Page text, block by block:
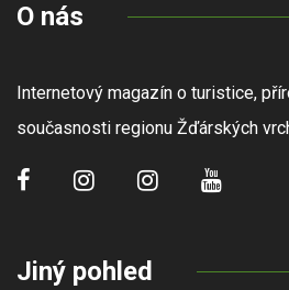
O nás
Internetový magazín o turistice,
současnosti regionu Žďárských
Jiný pohled